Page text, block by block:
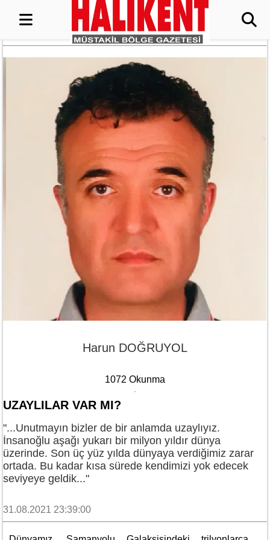
Harun DOĞRUYOL
1072 Okunma
UZAYLILAR VAR MI?
"...Unutmayın bizler de bir anlamda uzaylıyız.
İnsanoğlu aşağı yukarı bir milyon yıldır dünya
üzerinde. Son üç yüz yılda dünyaya verdiğimiz zarar
ortada. Bu kadar kısa sürede kendimizi yok edecek
seviyeye geldik..."
31.08.2021 23:39:00